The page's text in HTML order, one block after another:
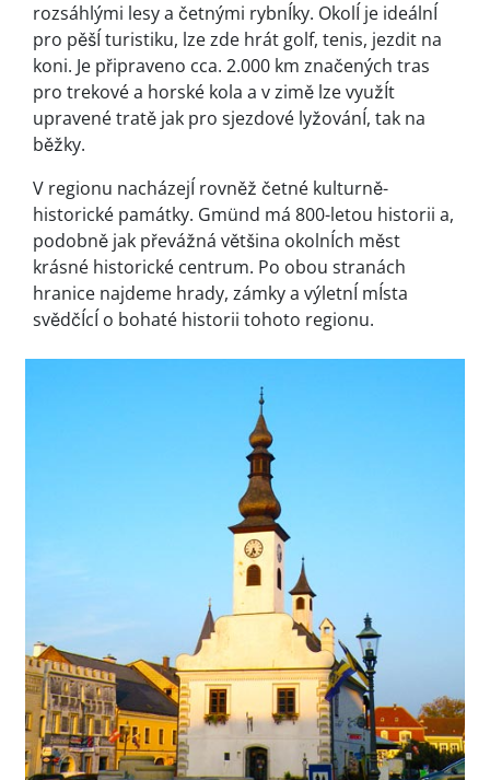
rozsáhlými lesy a četnými rybnÍky. OkolÍ je ideálnÍ
pro pěšÍ turistiku, lze zde hrát golf, tenis, jezdit na
koni. Je připraveno cca. 2.000 km značených tras
pro trekové a horské kola a v zimě lze využÍt
upravené tratě jak pro sjezdové lyžovánÍ, tak na
běžky.
V regionu nacházejÍ rovněž četné kulturně-
historické památky. Gmünd má 800-letou historii a,
podobně jak převážná většina okolnÍch měst
krásné historické centrum. Po obou stranách
hranice najdeme hrady, zámky a výletnÍ mÍsta
svědčÍcÍ o bohaté historii tohoto regionu.